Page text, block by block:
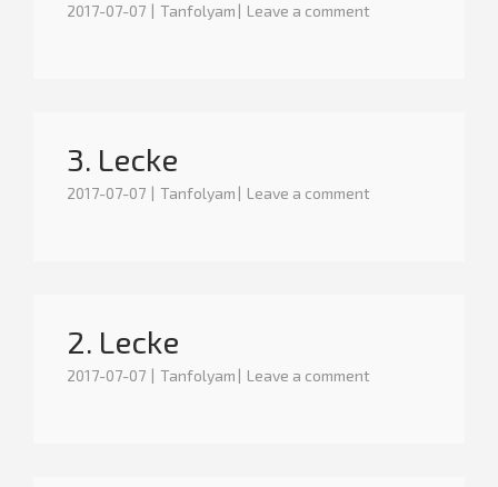
2017-07-07 Tanfolyam Leave a comment
3. Lecke
2017-07-07 Tanfolyam Leave a comment
2. Lecke
2017-07-07 Tanfolyam Leave a comment